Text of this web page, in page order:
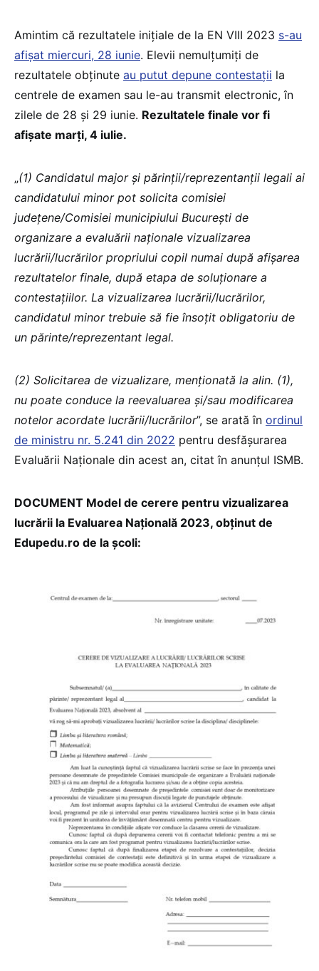
Amintim că rezultatele inițiale de la EN VIII 2023 s-au
afișat miercuri, 28 iunie. Elevii nemulțumiți de
rezultatele obținute au putut depune contestații la
centrele de examen sau le-au transmit electronic, în
zilele de 28 și 29 iunie. Rezultatele finale vor fi
afișate marți, 4 iulie.
„(1) Candidatul major și părinții/reprezentanții legali ai
candidatului minor pot solicita comisiei
județene/Comisiei municipiului București de
organizare a evaluării naționale vizualizarea
lucrării/lucrărilor propriului copil numai după afișarea
rezultatelor finale, după etapa de soluționare a
contestațiilor. La vizualizarea lucrării/lucrărilor,
candidatul minor trebuie să fie însoțit obligatoriu de
un părinte/reprezentant legal.
(2) Solicitarea de vizualizare, menționată la alin. (1),
nu poate conduce la reevaluarea și/sau modificarea
notelor acordate lucrării/lucrărilor”, se arată în ordinul
de ministru nr. 5.241 din 2022 pentru desfășurarea
Evaluării Naționale din acest an, citat în anunțul ISMB.
DOCUMENT Model de cerere pentru vizualizarea
lucrării la Evaluarea Națională 2023, obținut de
Edupedu.ro de la școli: